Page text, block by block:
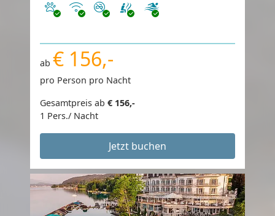
Haustiere erlaubt
InternetNichtraucher
ab € 156,-
pro Person pro Nacht
Gesamtpreis ab € 156,-
1 Pers./ Nacht
Jetzt buchen